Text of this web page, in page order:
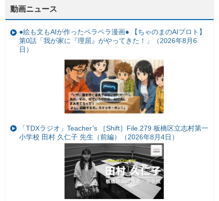
動画ニュース
●絵も文もAIが作ったペラペラ漫画● 【ちゃのまのAIプロト】
第0話「我が家に『理屈』がやってきた！」（2026年8月6
日）
「TDXラジオ」Teacher’s ［Shift］File.279 板橋区立志村第一
小学校 田村 久仁子 先生（前編）（2026年8月4日）